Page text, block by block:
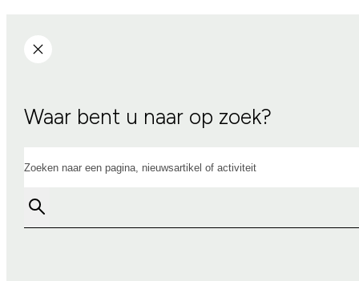
Waar bent u naar op zoek?